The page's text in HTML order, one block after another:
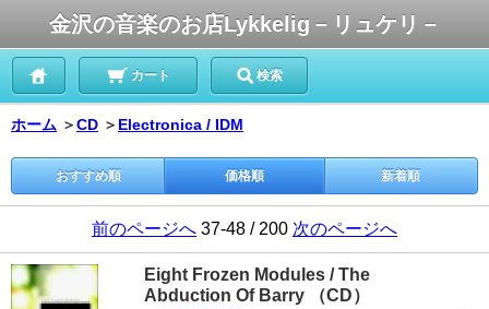
金沢の音楽のお店Lykkelig－リュケリ－
カート 検索
ホーム ＞CD ＞ Electronica / IDM
おすすめ順 価格順 新着順
前のページへ 37-48 / 200 次のページへ
Eight Frozen Modules / The
Abduction Of Barry （CD）